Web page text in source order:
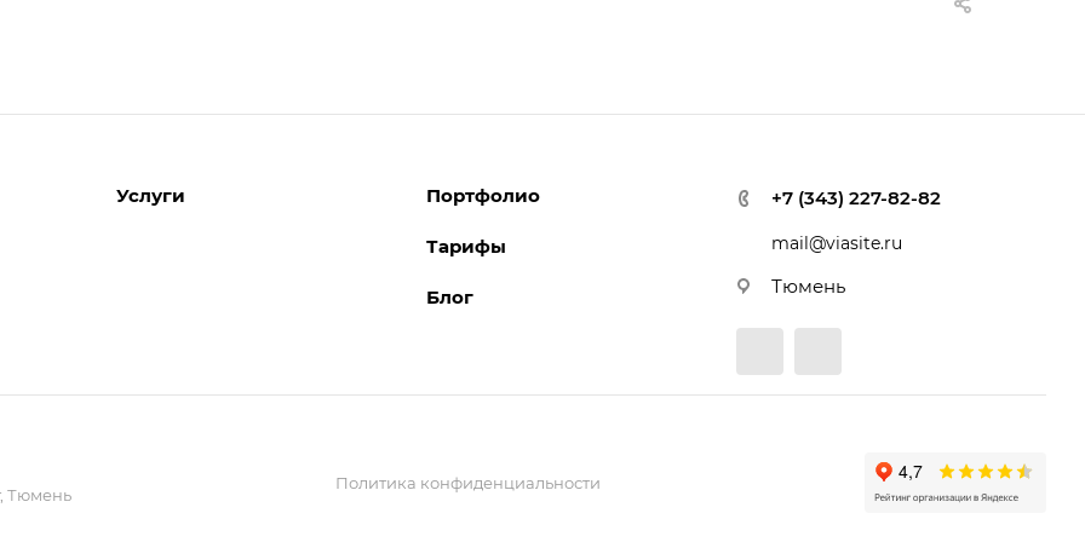
Услуги Портфолио
Тарифы
Блог
+7 (343) 227-82-82
mail@viasite.ru
Тюмень
, Тюмень
Политика конфиденциальности